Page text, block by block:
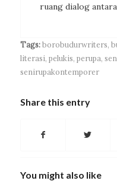
ruang dialog
Tags: borobudurwriters,
literasi, pelukis, perupa,
senirupakontemporer
Share this entry
You might also like